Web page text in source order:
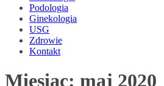
Podologia
Ginekologia
USG
Zdrowie
Kontakt
Miesiąc: maj 2020